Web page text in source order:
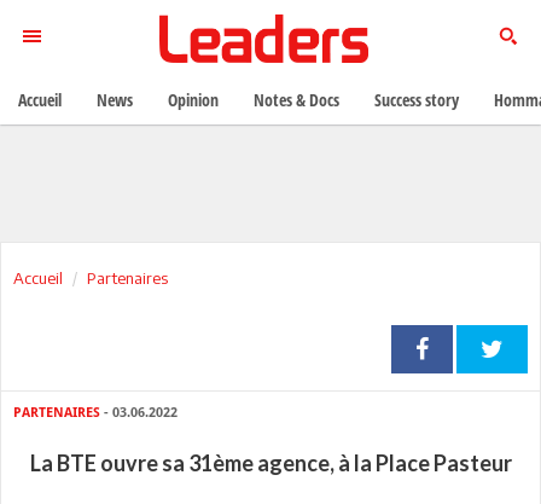
Accueil Partenaires
PARTENAIRES - 03.06.2022
La BTE ouvre sa 31ème agence, à la Place Pasteur
Accueil News Opinion Notes & Docs Success story